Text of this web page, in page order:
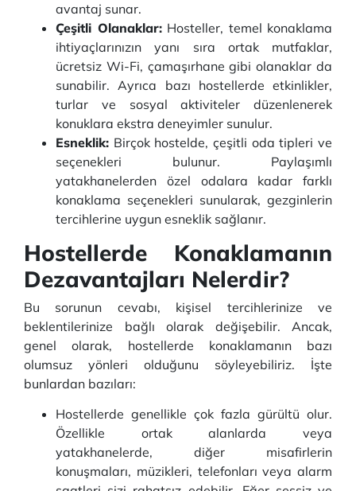
avantaj sunar.
Çeşitli Olanaklar:Hosteller, temel konaklama
ihtiyaçlarınızın yanı sıra ortak mutfaklar,
ücretsiz Wi-Fi, çamaşırhane gibi olanaklar da
sunabilir. Ayrıca bazı hostellerde etkinlikler,
turlar ve sosyal aktiviteler düzenlenerek
konuklara ekstra deneyimler sunulur.
Esneklik: Birçok hostelde, çeşitli oda tipleri ve
seçenekleri bulunur. Paylaşımlı
yatakhanelerden özel odalara kadar farklı
konaklama seçenekleri sunularak, gezginlerin
tercihlerine uygun esneklik sağlanır.
Hostellerde Konaklamanın
Dezavantajları Nelerdir?
Bu sorunun cevabı, kişisel tercihlerinize ve
beklentilerinize bağlı olarak değişebilir. Ancak,
genel olarak, hostellerde konaklamanın bazı
olumsuz yönleri olduğunu söyleyebiliriz. İşte
bunlardan bazıları:
Hostellerde genellikle çok fazla gürültü olur.
Özellikle ortak alanlarda veya
yatakhanelerde, diğer misafirlerin
konuşmaları, müzikleri, telefonları veya alarm